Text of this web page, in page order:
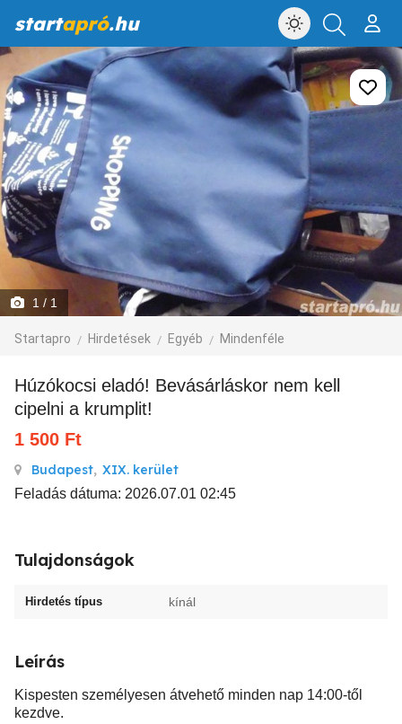
startapró.hu
1 / 1
Startapro Hirdetések Egyéb Mindenféle
Húzókocsi eladó! Bevásárláskor nem kell
cipelni a krumplit!
1 500 Ft
Budapest, XIX. kerület
Feladás dátuma: 2026.07.01 02:45
Tulajdonságok
Hirdetés típus kínál
Leírás
Kispesten személyesen átvehető minden nap 14:00-től
kezdve.